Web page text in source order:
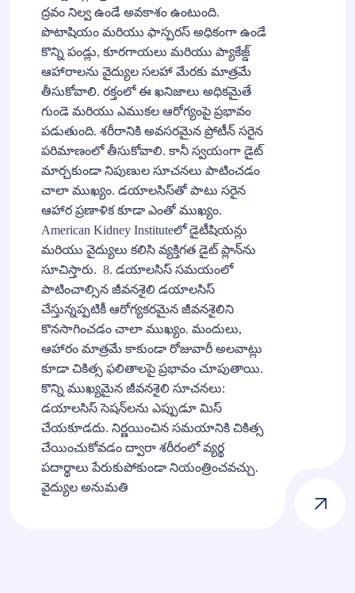
ద్రవం నిల్వ ఉండే అవకాశం ఉంటుంది.
పొటాషియం మరియు ఫాస్పరస్ అధికంగా ఉండే
కొన్ని పండ్లు, కూరగాయలు మరియు ప్యాకేజ్డ్
ఆహారాలను వైద్యుల సలహా మేరకు మాత్రమే
తీసుకోవాలి. రక్తంలో ఈ ఖనిజాలు అధికమైతే
గుండె మరియు ఎముకల ఆరోగ్యంపై ప్రభావం
పడుతుంది. శరీరానికి అవసరమైన ప్రోటీన్ సరైన
పరిమాణంలో తీసుకోవాలి. కానీ స్వయంగా డైట్
మార్చకుండా నిపుణుల సూచనలు పాటించడం
చాలా ముఖ్యం. డయాలసిస్‌తో పాటు సరైన
ఆహార ప్రణాళిక కూడా ఎంతో ముఖ్యం.
American Kidney Instituteలో డైటీషియన్లు
మరియు వైద్యులు కలిసి వ్యక్తిగత డైట్ ప్లాన్‌ను
సూచిస్తారు. 8. డయాలసిస్ సమయంలో
పాటించాల్సిన జీవనశైలి డయాలసిస్
చేస్తున్నప్పటికీ ఆరోగ్యకరమైన జీవనశైలిని
కొనసాగించడం చాలా ముఖ్యం. మందులు,
ఆహారం మాత్రమే కాకుండా రోజువారీ అలవాట్లు
కూడా చికిత్స ఫలితాలపై ప్రభావం చూపుతాయి.
కొన్ని ముఖ్యమైన జీవనశైలి సూచనలు:
డయాలసిస్ సెషన్‌లను ఎప్పుడూ మిస్
చేయకూడదు. నిర్ణయించిన సమయానికి చికిత్స
చేయించుకోవడం ద్వారా శరీరంలో వ్యర్థ
పదార్థాలు పేరుకుపోకుండా నియంత్రించవచ్చు.
వైద్యుల అనుమతి